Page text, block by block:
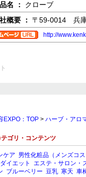
名 ： クローブ
概要 ： 〒59-0014 兵
http://
EXPO：TOP > ハーブ・アロ
ゴリ・コンテンツ
ケア 男性化粧品（メンズコス
ダイエット エステ・サロン・
ブルーベリー 豆乳 寒天 車